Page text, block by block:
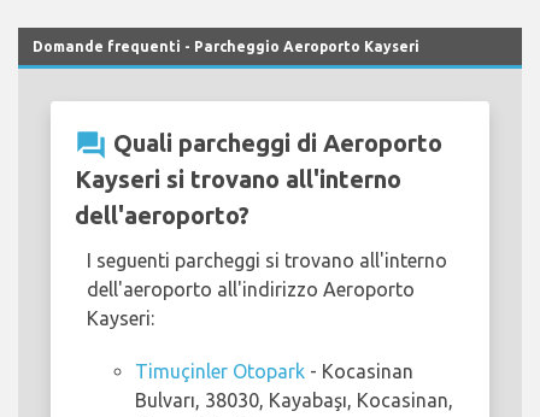
Domande frequenti - Parcheggio Aeroporto Kayseri
question_answer Quali parcheggi di Aeroporto
Kayseri si trovano all'interno
dell'aeroporto?
I seguenti parcheggi si trovano all'interno
dell'aeroporto all'indirizzo Aeroporto
Kayseri:
Timuçinler Otopark - Kocasinan
Bulvarı, 38030, Kayabaşı, Kocasinan,